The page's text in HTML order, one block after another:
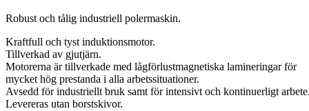
Robust och tålig industriell polermaskin.
Kraftfull och tyst induktionsmotor.
Tillverkad av gjutjärn.
Motorerna är tillverkade med lågförlustmagnetiska lamineringar för
mycket hög prestanda i alla arbetssituationer.
Avsedd för industriellt bruk samt för intensivt och kontinuerligt
Levereras utan borstskivor.